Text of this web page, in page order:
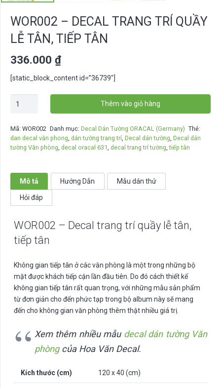
WOR002 – DECAL TRANG TRÍ QUẦY
LỄ TÂN, TIẾP TÂN
336.000 ₫
[static_block_content id=”36739″]
trang
trí
tân,
tiếp
tân
lượng
Thêm vào giỏ hàng
Mã: WOR002 Danh mục:Decal Dán Tường ORACAL (Germany) Thẻ:
dan decal văn phong, dán tường trang trí, Decal dán tường, Decal dán
tường Văn phòng, decal oracal 631, decal trang trí tường,tiếp tân
Mô tả Hướng Dẫn Mẫu dán thử
Hỏi đáp
WOR002 – Decal trang trí quầy lễ tân,
tiếp tân
Không gian tiếp tân ở các văn phòng là một trong những bộ
mặt được khách tiếp cận lần đầu tiên. Do đó cách thiết kế
không gian tiếp tân rất quan trọng, với những mẫu sản phẩm
từ đơn giản cho đến phức tạp trong bộ album này sẽ mang
đến cho không gian văn phòng thêm thật nhiều giá trị.
Xem thêm nhiều mẫu decal dán tường Văn
phòngcủa Hoa Văn Decal.
Kích thước (cm) 120 x 40 (cm)